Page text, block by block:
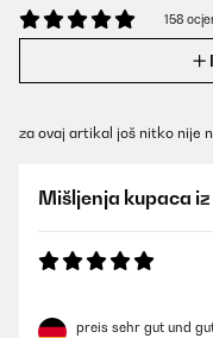
158
za ovaj artikal još nitko nije
Mišljenja kupaca
preis sehr gut und